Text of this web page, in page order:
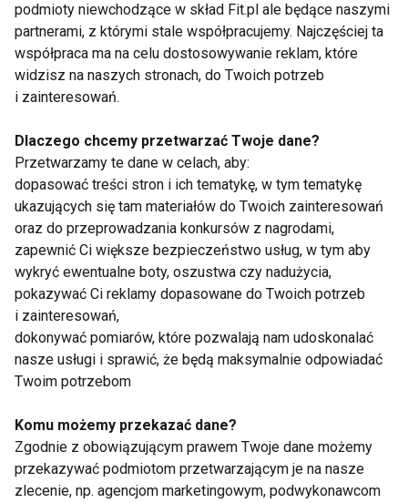
nawodnienie.
Przygotowane na bazie kefiru, jogurtu lub maślanki z
dodatkiem ogórków, rzodkiewek i koperku
dostarczają jednocześnie płynów, witamin oraz
elektrolitów.
Dobrym wyborem będą również lekkie zupy
warzywne, które pomagają uzupełnić wodę i
składniki mineralne utracone wraz z potem.
Dlaczego sama woda nie zawsze
wystarczy?
Podczas intensywnego pocenia organizm traci nie
tylko wodę, ale również sód, potas i magnez.
wielu składników odżywczych, dzięki czemu
wspierają prawidłową gospodarkę wodno-
elektrolitową.
podmioty niewchodzące w skład Fit.pl ale będące naszymi
partnerami, z którymi stale współpracujemy. Najczęściej ta
współpraca ma na celu dostosowywanie reklam, które
widzisz na naszych stronach, do Twoich potrzeb
i zainteresowań.
Dlaczego chcemy przetwarzać Twoje dane?
Przetwarzamy te dane w celach, aby:
dopasować treści stron i ich tematykę, w tym tematykę
ukazujących się tam materiałów do Twoich zainteresowań
oraz do przeprowadzania konkursów z nagrodami,
zapewnić Ci większe bezpieczeństwo usług, w tym aby
wykryć ewentualne boty, oszustwa czy nadużycia,
pokazywać Ci reklamy dopasowane do Twoich potrzeb
i zainteresowań,
dokonywać pomiarów, które pozwalają nam udoskonalać
nasze usługi i sprawić, że będą maksymalnie odpowiadać
Twoim potrzebom
Komu możemy przekazać dane?
Zgodnie z obowiązującym prawem Twoje dane możemy
przekazywać podmiotom przetwarzającym je na nasze
zlecenie, np. agencjom marketingowym, podwykonawcom